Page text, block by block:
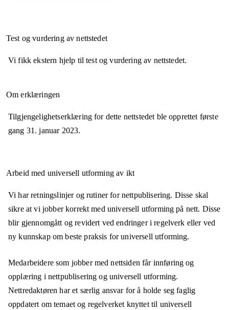
Test og vurdering av nettstedet
Vi fikk ekstern hjelp til test og vurdering av nettstedet.
Om erklæringen
Tilgjengelighetserklæring for dette nettstedet ble opprettet første
gang 31. januar 2023.
Arbeid med universell utforming av ikt
Vi har retningslinjer og rutiner for nettpublisering. Disse skal
sikre at vi jobber korrekt med universell utforming på nett. Disse
blir gjennomgått og revidert ved endringer i regelverk eller ved
ny kunnskap om beste praksis for universell utforming.
Medarbeidere som jobber med nettsiden får innføring og
opplæring i nettpublisering og universell utforming.
Nettredaktøren har et særlig ansvar for å holde seg faglig
oppdatert om temaet og regelverket knyttet til universell